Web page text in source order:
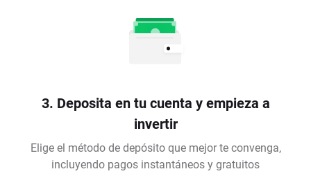
3. Deposita en tu cuenta y empieza a
invertir
Elige el método de depósito que mejor te convenga,
incluyendo pagos instantáneos y gratuitos